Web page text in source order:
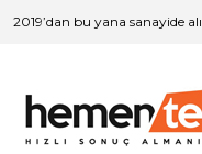
2019’dan bu yana sanayide